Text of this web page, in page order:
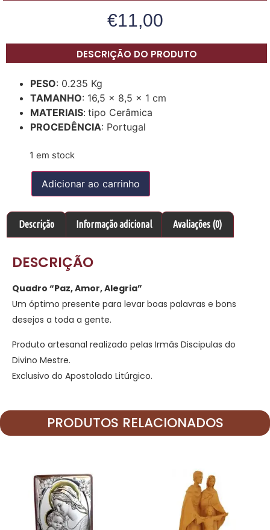
€11,00
DESCRIÇÃO DO PRODUTO
PESO: 0.235 Kg
TAMANHO: 16,5 x 8,5 x 1 cm
MATERIAIS: tipo Cerâmica
PROCEDÊNCIA: Portugal
1 em stock
Adicionar ao carrinho
Descrição Informação adicional Avaliações (0)
DESCRIÇÃO
Quadro “Paz, Amor, Alegria”
Um óptimo presente para levar boas palavras e bons
desejos a toda a gente.
Produto artesanal realizado pelas Irmãs Discipulas do
Divino Mestre.
Exclusivo do Apostolado Litúrgico.
PRODUTOS RELACIONADOS